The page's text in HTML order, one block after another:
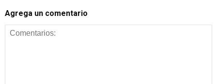
Agrega un comentario